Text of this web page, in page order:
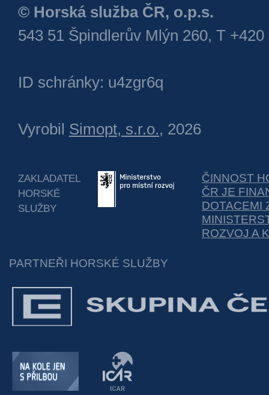
© Horská služba ČR, o.p.s.
543 51 Špindlerův Mlýn 260, T +420
ID schránky: u4zgr6q
Vyrobil Simopt, s.r.o., 2026
ZAKLADATEL
HORSKÉ
SLUŽBY
ČINNOST
ČR JE
DOTACEMI
ROZVOJ A
PARTNEŘI HORSKÉ SLUŽBY